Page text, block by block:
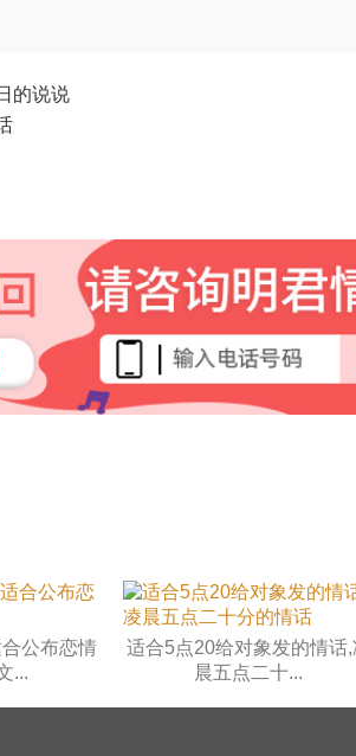
的说说
公布恋情
...
适合5点20给对象发的情话,
晨五点二十...